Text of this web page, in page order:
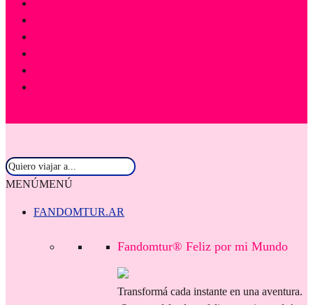
MENÚMENÚ
FANDOMTUR.AR
Fandomtur® Feliz por mi Mundo
Transformá cada instante en una aventura.